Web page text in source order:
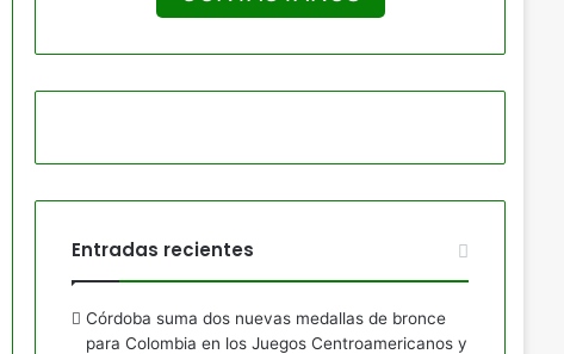
Entradas recientes
Córdoba suma dos nuevas medallas de bronce
para Colombia en los Juegos Centroamericanos y